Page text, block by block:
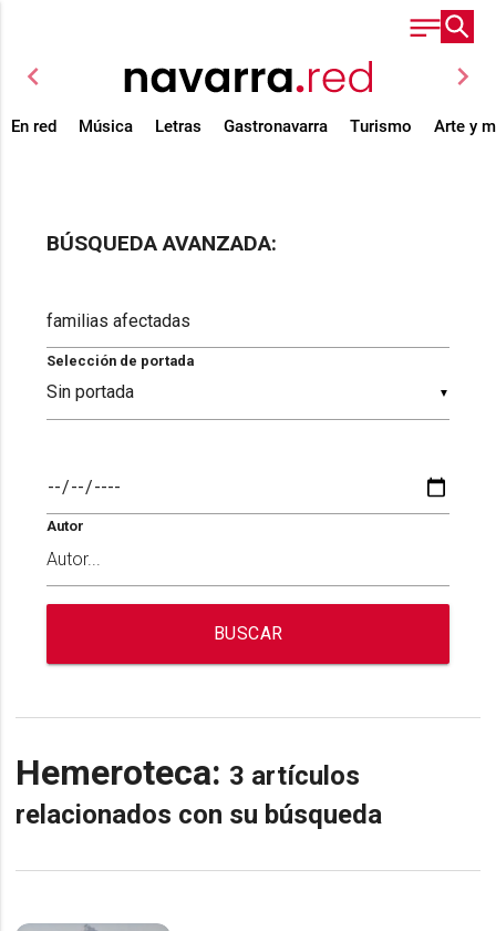
chevron_left chevron_right
En red Música Letras Gastronavarra Turismo Arte y
BÚSQUEDA AVANZADA:
▼
Selección de portada
Autor
BUSCAR
Hemeroteca: 3 artículos
relacionados con su búsqueda